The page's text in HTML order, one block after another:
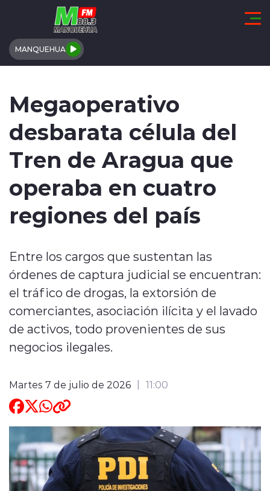
Click acá para ir directamente al contenido
MANQUEHUA
COMUNALES
ACTUALIDAD
TENDENCIAS
INTERNACIONAL
ENTREVISTAS
modo claro
Megaoperativo
desbarata célula del
Tren de Aragua que
operaba en cuatro
regiones del país
Entre los cargos que sustentan las
órdenes de captura judicial se encuentran:
el tráfico de drogas, la extorsión de
comerciantes, asociación ilícita y el lavado
de activos, todo provenientes de sus
negocios ilegales.
Martes 7 de julio de 2026 11:00